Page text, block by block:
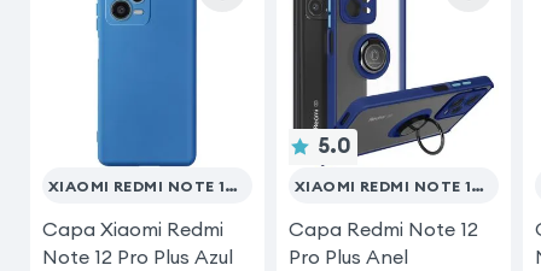
Samsung Galaxy A17
Samsung Galaxy S23 Ultra
XIAOMI REDMI NOTE 12 PRO PLUS
Capa Xiaomi Redmi
Note 12 Pro Plus Azul
5.0
XIAOMI REDMI NOTE 12 PRO PLUS
Capa Redmi Note 12
Pro Plus Anel